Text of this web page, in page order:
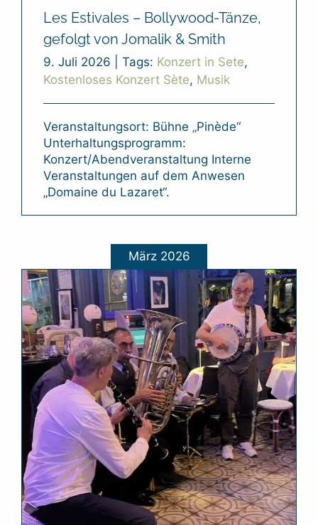
Les Estivales – Bollywood-Tänze,
gefolgt von Jomalik & Smith
9. Juli 2026 Tags: Konzert in Sete,
Kostenloses Konzert Sète, Musik
Veranstaltungsort: Bühne „Pinède“
Unterhaltungsprogramm:
Konzert/Abendveranstaltung Interne
Veranstaltungen auf dem Anwesen
„Domaine du Lazaret“.
März 2026